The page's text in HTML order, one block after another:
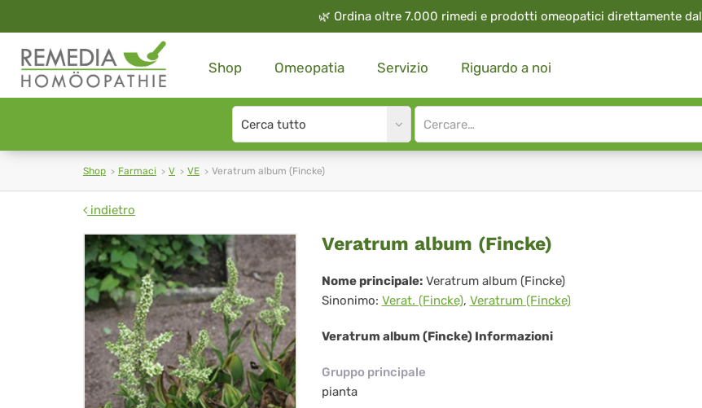
🌿 Ordina oltre 7.000 rimedi e prodotti omeopatici direttamente dal
Shop Omeopatia Servizio Riguardo a noi
Search
type
Site
search
Shop Farmaci V VE Veratrum album (Fincke)
indietro
Veratrum
album
(Fincke)
Veratrum album (Fincke)
Nome principale: Veratrum album (Fincke)
Sinonimo: Verat. (Fincke), Veratrum (Fincke)
Veratrum album (Fincke) Informazioni
Gruppo principale
pianta